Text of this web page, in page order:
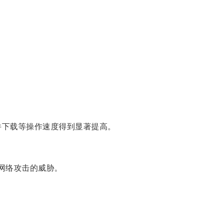
载等操作速度得到显著提高。
攻击的威胁。